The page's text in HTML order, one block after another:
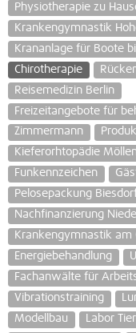
Physiotherapie zu
Krankengymnastik
Krananlage für Boote
Chirotherapie
Reisemedizin Berlin
Freizeitangebote für
Zimmermann
Kieferorhtopädie
Funkennzeichen
Pelosepackung
Nachfinanzierung
Krankengymnastik am
Energiebehandlung
Fachanwälte für
Vibrationstraining
Modellbau
Labor